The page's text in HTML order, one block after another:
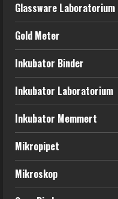
Glassware Laboratorium
Gold Meter
Inkubator Binder
Inkubator Laboratorium
Inkubator Memmert
Mikropipet
Mikroskop